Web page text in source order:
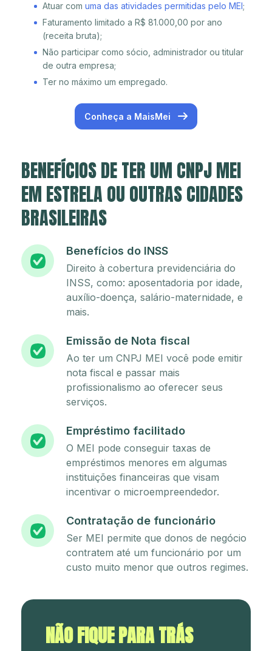
Atuar com uma das atividades permitidas pelo MEI;
Faturamento limitado a R$ 81.000,00 por ano
(receita bruta);
Não participar como sócio, administrador ou titular
de outra empresa;
Ter no máximo um empregado.
Conheça a MaisMei
BENEFÍCIOS DE TER UM CNPJ MEI
EM ESTRELA OU OUTRAS CIDADES
BRASILEIRAS
Benefícios do INSS
Direito à cobertura previdenciária do
INSS, como: aposentadoria por idade,
auxílio-doença, salário-maternidade, e
mais.
Emissão de Nota fiscal
Ao ter um CNPJ MEI você pode emitir
nota fiscal e passar mais
profissionalismo ao oferecer seus
serviços.
Empréstimo facilitado
O MEI pode conseguir taxas de
empréstimos menores em algumas
instituições financeiras que visam
incentivar o microempreendedor.
Contratação de funcionário
Ser MEI permite que donos de negócio
contratem até um funcionário por um
custo muito menor que outros regimes.
NÃO FIQUE PARA TRÁS